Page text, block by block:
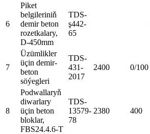
6
Piket
belgileriniň
demir beton
rozetkalary,
D-450mm
TDS-
ş442-
65
7
Üzümlikler
üçin demir-
beton
söýegleri
TDS-
431-
2017
2400 0/100
8
Podwallaryň
diwarlary
üçin beton
bloklar,
FBS24.4.6-T
TDS-
13579-
78
2380 400